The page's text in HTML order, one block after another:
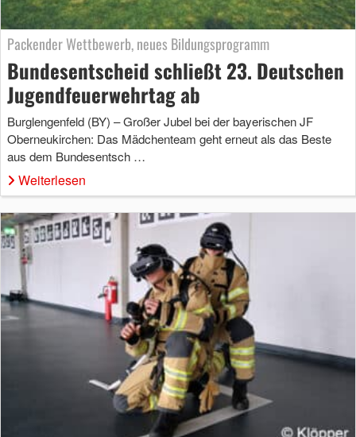
Packender Wettbewerb, neues Bildungsprogramm
Bundesentscheid schließt 23. Deutschen
Jugendfeuerwehrtag ab
Burglengenfeld (BY) – Großer Jubel bei der bayerischen JF
Oberneukirchen: Das Mädchenteam geht erneut als das Beste
aus dem Bundesentsch …
Weiterlesen